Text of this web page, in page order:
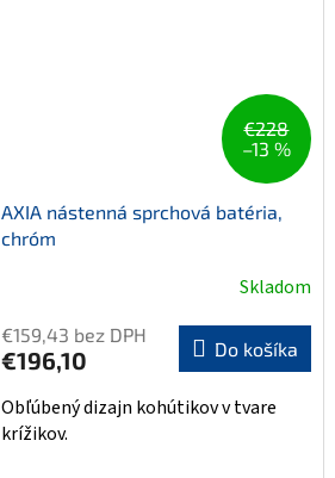
€228
–13 %
AXIA nástenná sprchová batéria,
chróm
Skladom
€159,43 bez DPH
€196,10 Do košíka
Obľúbený dizajn kohútikov v tvare
krížikov.